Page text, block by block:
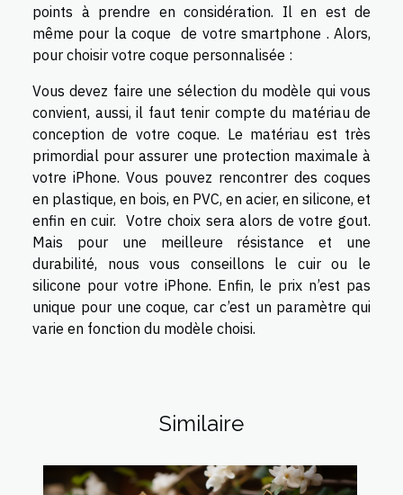
points à prendre en considération. Il en est de
même pour la coque de votre smartphone . Alors,
pour choisir votre coque personnalisée :
Vous devez faire une sélection du modèle qui vous
convient, aussi, il faut tenir compte du matériau de
conception de votre coque. Le matériau est très
primordial pour assurer une protection maximale à
votre iPhone. Vous pouvez rencontrer des coques
en plastique, en bois, en PVC, en acier, en silicone, et
enfin en cuir. Votre choix sera alors de votre gout.
Mais pour une meilleure résistance et une
durabilité, nous vous conseillons le cuir ou le
silicone pour votre iPhone. Enfin, le prix n’est pas
unique pour une coque, car c’est un paramètre qui
varie en fonction du modèle choisi.
Similaire